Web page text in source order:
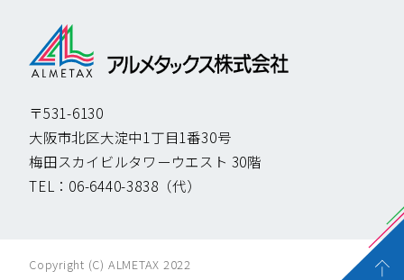
〒531-6130
大阪市北区大淀中1丁目1番30号
梅田スカイビルタワーウエスト 30階
TEL： 06-6440-3838 （代）
Copyright (C) ALMETAX 2022